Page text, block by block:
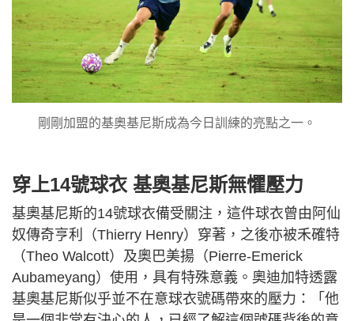
剛剛加盟的基奧基尼斯成為今日訓練的亮點之一。
穿上14號球衣 基奧基尼斯無懼壓力
基奧基尼斯的14號球衣備受關注，這件球衣曾由阿仙
奴傳奇亨利（Thierry Henry）穿著，之後亦被禾確特
（Theo Walcott）及奧巴美揚（Pierre-Emerick
Aubameyang）使用，具有特殊意義。奧迪加特透露
基奧基尼斯似乎並不在意球衣號碼帶來的壓力：「他